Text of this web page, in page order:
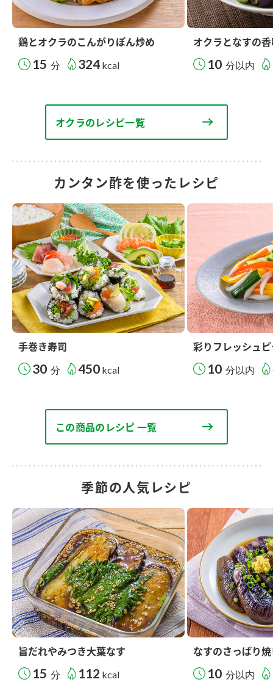
鶏とオクラのこんがりぽん炒め
15 分 324 kcal
オクラとなすの
10 分以内
オクラのレシピ一覧
カンタン酢を使ったレシピ
手巻き寿司
30 分 450 kcal
彩りフレッシュ
10 分以内
この商品のレシピ 一覧
季節の人気レシピ
旨だれやみつき大葉なす
15 分 112 kcal
なすのさっぱり
10 分以内